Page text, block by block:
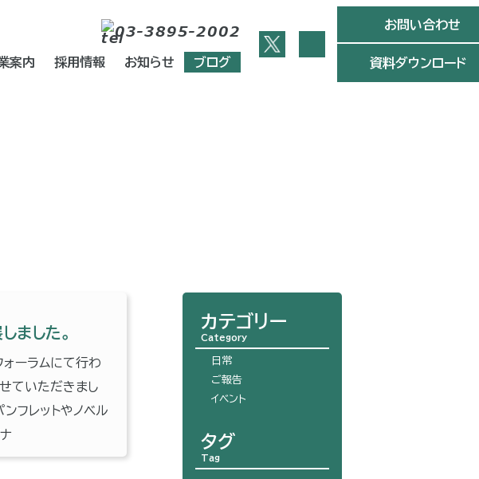
03-3895-2002
案内 採用情報 お知らせ ブログ
お問い合わせ
資料ダウンロード
ました。
ーラムにて行わ
ていただきまし
フレットやノベル
カテゴリー
Category
日常
ご報告
イベント
タグ
Tag